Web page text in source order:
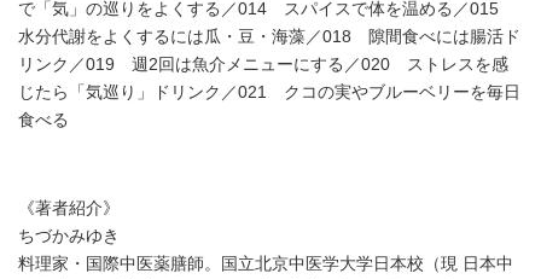
で「気」の巡りをよくする／014 スパイスで体を温める／015
水分代謝をよくするには瓜・豆・海藻／018 隙間食べには腸活ド
リンク／019 週2回は魚介メニューにする／020 ストレスを感
じたら「気巡り」ドリンク／021 クコの実やブルーベリーを毎日
食べる
《著者紹介》
ちづかみゆき
料理家・国際中医薬膳師。国立北京中医学大学日本校（現 日本中